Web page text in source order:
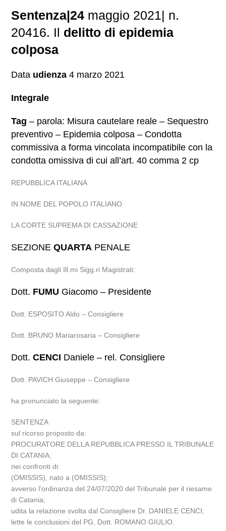
Sentenza|24 maggio 2021| n.
20416. Il delitto di epidemia
colposa
Data udienza 4 marzo 2021
Integrale
Tag – parola: Misura cautelare reale – Sequestro
preventivo – Epidemia colposa – Condotta
commissiva a forma vincolata incompatibile con la
condotta omissiva di cui all’art. 40 comma 2 cp
REPUBBLICA ITALIANA
IN NOME DEL POPOLO ITALIANO
LA CORTE SUPREMA DI CASSAZIONE
SEZIONEQUARTA PENALE
Composta dagli Ill.mi Sigg.ri Magistrati:
Dott. FUMU Giacomo – Presidente
Dott. ESPOSITO Aldo – Consigliere
Dott. BRUNO Mariarosaria – Consigliere
Dott.CENCI Daniele – rel. Consigliere
Dott. PAVICH Giuseppe – Consigliere
ha pronunciato la seguente:
SENTENZA
sul ricorso proposto da:
PROCURATORE DELLA REPUBBLICA PRESSO IL TRIBUNALE
DI CATANIA;
nei confronti di:
(OMISSIS), nato a (OMISSIS);
avverso l’ordinanza del 24/07/2020 del Tribunale per il riesame
di Catania;
udita la relazione svolta dal Consigliere Dr. DANIELE CENCI;
lette le conclusioni del PG, Dott. ROMANO GIULIO.